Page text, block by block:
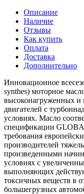
Описание
Наличие
Отзывы
Как купить
Оплата
Доставка
Дополнительно
Инновационное
synthes) моторное
высоконагруженных и
двигателей с
условиях. Масло
спецификации
требования
производителей
произведенными
условиях с
выполняющих
токсичных веществ в
большегрузных